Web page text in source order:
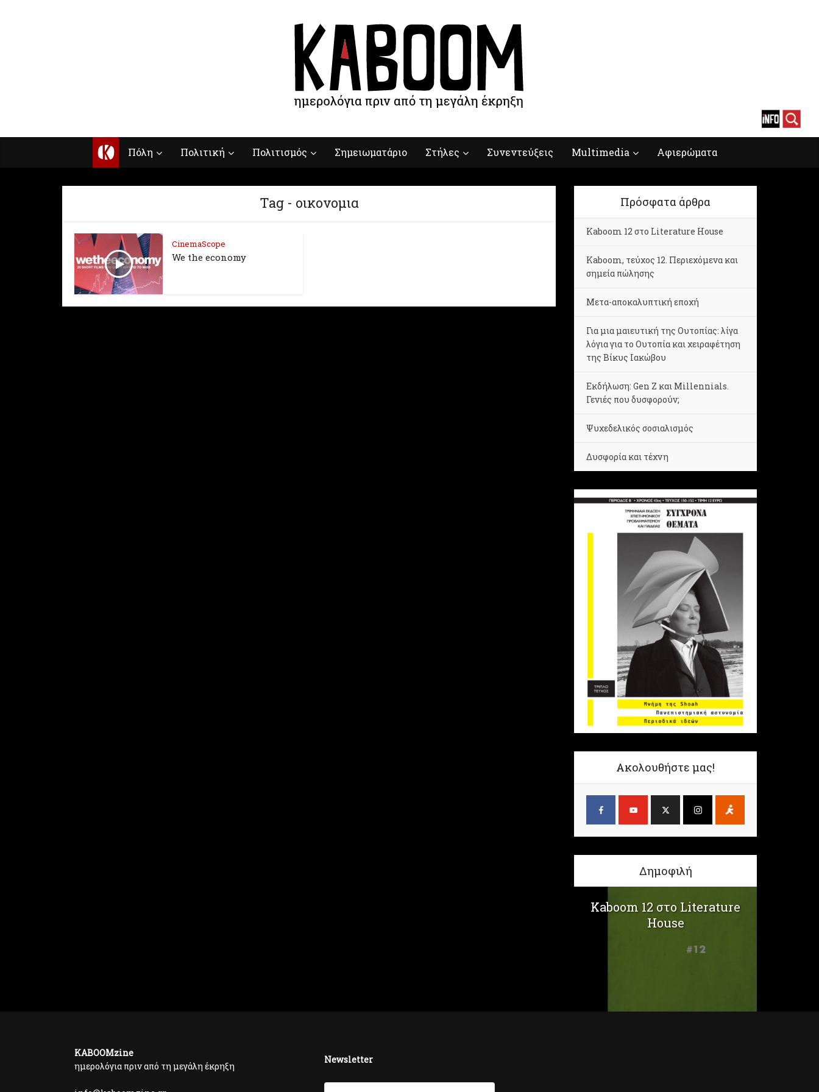
Κ Πόλη Πολιτική Πολιτισμός Σημειωματάριο Στήλες Συνεντεύξεις Multimedia Αφιερώματα
Tag - οικονομια
CinemaScope
We the economy
Πρόσφατα άρθρα
Kaboom 12 στο Literature House
Kaboom, τεύχος 12. Περιεχόμενα και
σημεία πώλησης
Μετα-αποκαλυπτική εποχή
Για μια μαιευτική της Ουτοπίας: λίγα
λόγια για το Ουτοπία και χειραφέτηση
της Βίκυς Ιακώβου
Εκδήλωση: Gen Z και Millennials.
Γενιές που δυσφορούν;
Ψυχεδελικός σοσιαλισμός
Δυσφορία και τέχνη
Ακολουθήστε μας!
Δημοφιλή
Kaboom 12 στο Literature
House
KABOOMzine
ημερολόγια πριν από τη μεγάλη έκρηξη
Newsletter